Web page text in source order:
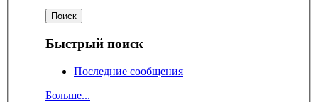
Быстрый поиск
Последние сообщения
Больше...